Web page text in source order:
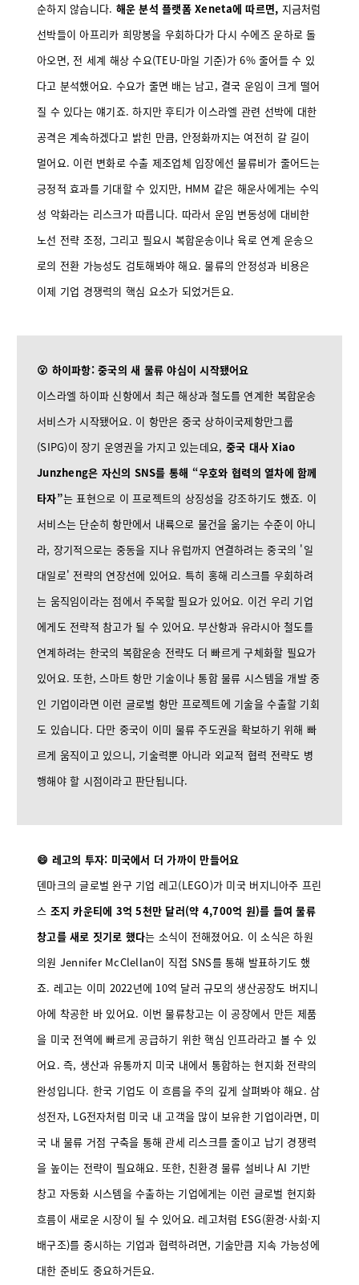
순하지 않습니다. 해운 분석 플랫폼 Xeneta에 따르면, 지금처럼
선박들이 아프리카 희망봉을 우회하다가 다시 수에즈 운하로 돌
아오면, 전 세계 해상 수요(TEU-마일 기준)가 6% 줄어들 수 있
다고 분석했어요. 수요가 줄면 배는 남고, 결국 운임이 크게 떨어
질 수 있다는 얘기죠. 하지만 후티가 이스라엘 관련 선박에 대한
공격은 계속하겠다고 밝힌 만큼, 안정화까지는 여전히 갈 길이
멀어요. 이런 변화로 수출 제조업체 입장에선 물류비가 줄어드는
긍정적 효과를 기대할 수 있지만, HMM 같은 해운사에게는 수익
성 악화라는 리스크가 따릅니다. 따라서 운임 변동성에 대비한
노선 전략 조정, 그리고 필요시 복합운송이나 육로 연계 운송으
로의 전환 가능성도 검토해봐야 해요. 물류의 안정성과 비용은
이제 기업 경쟁력의 핵심 요소가 되었거든요.
😮 하이파항: 중국의 새 물류 야심이 시작됐어요
이스라엘 하이파 신항에서 최근 해상과 철도를 연계한 복합운송
서비스가 시작됐어요. 이 항만은 중국 상하이국제항만그룹
(SIPG)이 장기 운영권을 가지고 있는데요, 중국 대사 Xiao
Junzheng은 자신의 SNS를 통해 “우호와 협력의 열차에 함께
타자”는 표현으로 이 프로젝트의 상징성을 강조하기도 했죠. 이
서비스는 단순히 항만에서 내륙으로 물건을 옮기는 수준이 아니
라, 장기적으로는 중동을 지나 유럽까지 연결하려는 중국의 '일
대일로' 전략의 연장선에 있어요. 특히 홍해 리스크를 우회하려
는 움직임이라는 점에서 주목할 필요가 있어요. 이건 우리 기업
에게도 전략적 참고가 될 수 있어요. 부산항과 유라시아 철도를
연계하려는 한국의 복합운송 전략도 더 빠르게 구체화할 필요가
있어요. 또한, 스마트 항만 기술이나 통합 물류 시스템을 개발 중
인 기업이라면 이런 글로벌 항만 프로젝트에 기술을 수출할 기회
도 있습니다. 다만 중국이 이미 물류 주도권을 확보하기 위해 빠
르게 움직이고 있으니, 기술력뿐 아니라 외교적 협력 전략도 병
행해야 할 시점이라고 판단됩니다.
😄 레고의 투자: 미국에서 더 가까이 만들어요
덴마크의 글로벌 완구 기업 레고(LEGO)가 미국 버지니아주 프린
스 조지 카운티에 3억 5천만 달러(약 4,700억 원)를 들여 물류
창고를 새로 짓기로 했다는 소식이 전해졌어요. 이 소식은 하원
의원 Jennifer McClellan이 직접 SNS를 통해 발표하기도 했
죠. 레고는 이미 2022년에 10억 달러 규모의 생산공장도 버지니
아에 착공한 바 있어요. 이번 물류창고는 이 공장에서 만든 제품
을 미국 전역에 빠르게 공급하기 위한 핵심 인프라라고 볼 수 있
어요. 즉, 생산과 유통까지 미국 내에서 통합하는 현지화 전략의
완성입니다. 한국 기업도 이 흐름을 주의 깊게 살펴봐야 해요. 삼
성전자, LG전자처럼 미국 내 고객을 많이 보유한 기업이라면, 미
국 내 물류 거점 구축을 통해 관세 리스크를 줄이고 납기 경쟁력
을 높이는 전략이 필요해요. 또한, 친환경 물류 설비나 AI 기반
창고 자동화 시스템을 수출하는 기업에게는 이런 글로벌 현지화
흐름이 새로운 시장이 될 수 있어요. 레고처럼 ESG(환경·사회·지
배구조)를 중시하는 기업과 협력하려면, 기술만큼 지속 가능성에
대한 준비도 중요하거든요.